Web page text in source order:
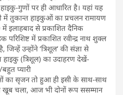
हाइकु-गुणों पर ही आधारित है। यहां यह
में तुकान्त हाइकुओं का प्रचलन रामायण
इलाहबाद से प्रकाशित दैनिक
परिशिष्ट में प्रकाशित रवीन्द्र नाथ शुक्ल
उन्होंने ‘त्रिशूल‘ की संज्ञा से
(त्रिशूल) का उदाहरण देखें-
प्यारी
का सृजन तो हुआ ही इसी के साथ-साथ
खूब चला, आज भी दोनों रूप ससम्मान